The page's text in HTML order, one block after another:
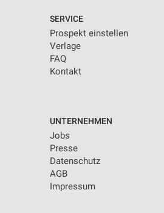
SERVICE
Prospekt einstellen
Verlage
FAQ
Kontakt
UNTERNEHMEN
Jobs
Presse
Datenschutz
AGB
Impressum